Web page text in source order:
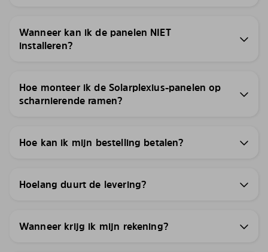
Wanneer kan ik de panelen NIET
installeren?
Hoe monteer ik de Solarplexius-panelen op
scharnierende ramen?
Hoe kan ik mijn bestelling betalen?
Hoelang duurt de levering?
Wanneer krijg ik mijn rekening?